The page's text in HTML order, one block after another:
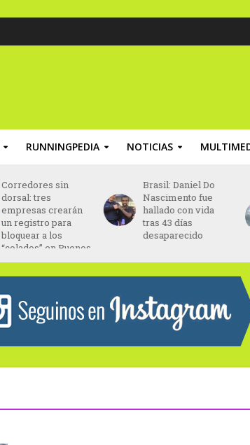
RUNNINGPEDIA NOTICIAS
Corredores sin
dorsal: tres
empresas crearán
un registro para
bloquear a los
“colados” en Buenos
Aires
Brasil: Daniel Do
Nascimento fue
hallado con vida
tras 43 días
desaparecido